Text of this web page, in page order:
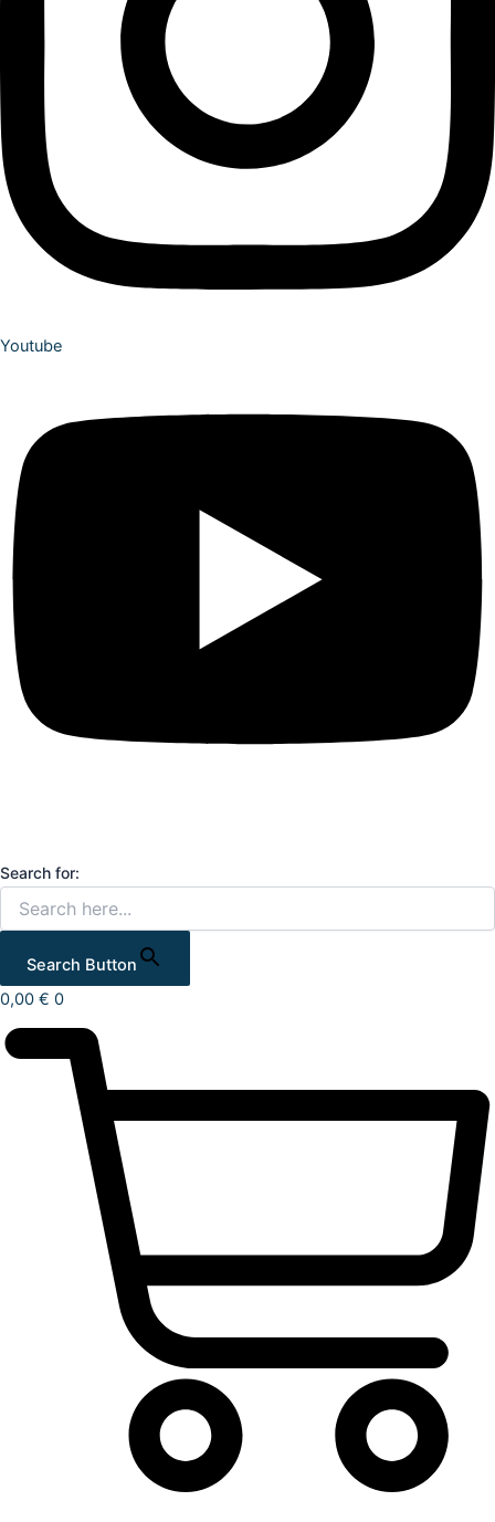
Youtube
Search for:
Search Button
0,00 € 0